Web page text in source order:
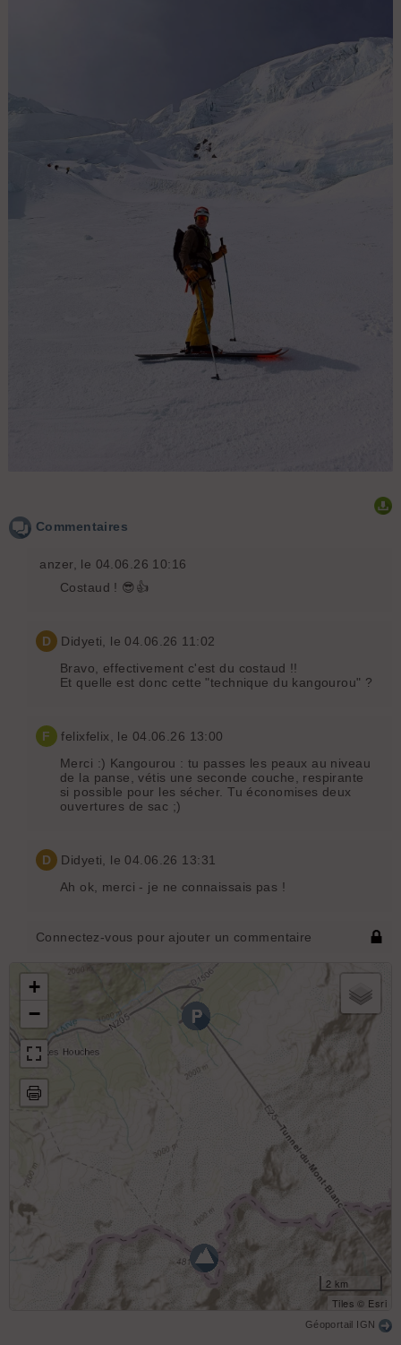
Commentaires
anzer , le 04.06.26 10:16
Costaud ! 😎👍
D Didyeti , le 04.06.26 11:02
Bravo, effectivement c'est du costaud !!
Et quelle est donc cette "technique du kangourou" ?
F felixfelix
, le 04.06.26 13:00
Merci :) Kangourou : tu passes les peaux au niveau
de la panse, vétis une seconde couche, respirante
si possible pour les sécher. Tu économises deux
ouvertures de sac ;)
D Didyeti , le 04.06.26 13:31
Ah ok, merci - je ne connaissais pas !
Connectez-vous pour ajouter un commentaire
+
−
2 km
Tiles © Esri
Géoportail IGN